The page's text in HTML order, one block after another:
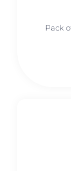
Pack